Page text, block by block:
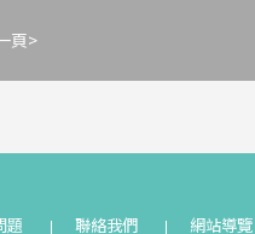
頁>
題 聯絡我們 網站導覽